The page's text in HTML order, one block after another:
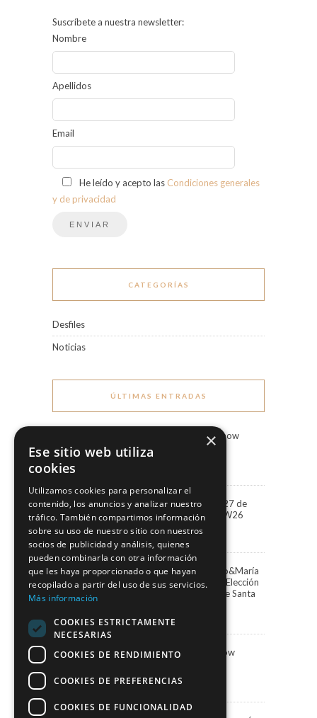
Suscríbete a nuestra newsletter:
Nombre
Apellidos
Email
He leído y acepto las Condiciones generales
y de privacidad
CATEGORÍAS
Desfiles
Noticias
ÚLTIMAS ENTRADAS
Marco & María Fashion Show
“Miradas”
“Miradas” la colección 2027 de
Marco&María llega a BBFW26
24 abril, 2026
Paula Vázquez elige Marco&María
para presentar la Gala de Elección
de la Reina del Carnaval de Santa
13 febrero, 2026
Marco&María Fashion Show
5 febrero, 2026
×
Ese sitio web utiliza
cookies
Utilizamos cookies para personalizar el
contenido, los anuncios y analizar nuestro
tráfico. También compartimos información
sobre su uso de nuestro sitio con nuestros
socios de publicidad y análisis, quienes
pueden combinarla con otra información
que les haya proporcionado o que hayan
recopilado a partir del uso de sus servicios.
Más información
COOKIES ESTRICTAMENTE
NECESARIAS
COOKIES DE RENDIMIENTO
COOKIES DE PREFERENCIAS
COOKIES DE FUNCIONALIDAD